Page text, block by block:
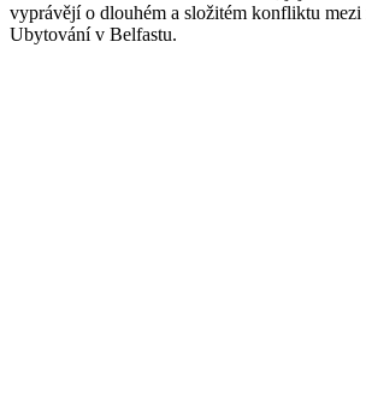
vyprávějí o dlouhém a složitém konfliktu
Ubytování v Belfastu.